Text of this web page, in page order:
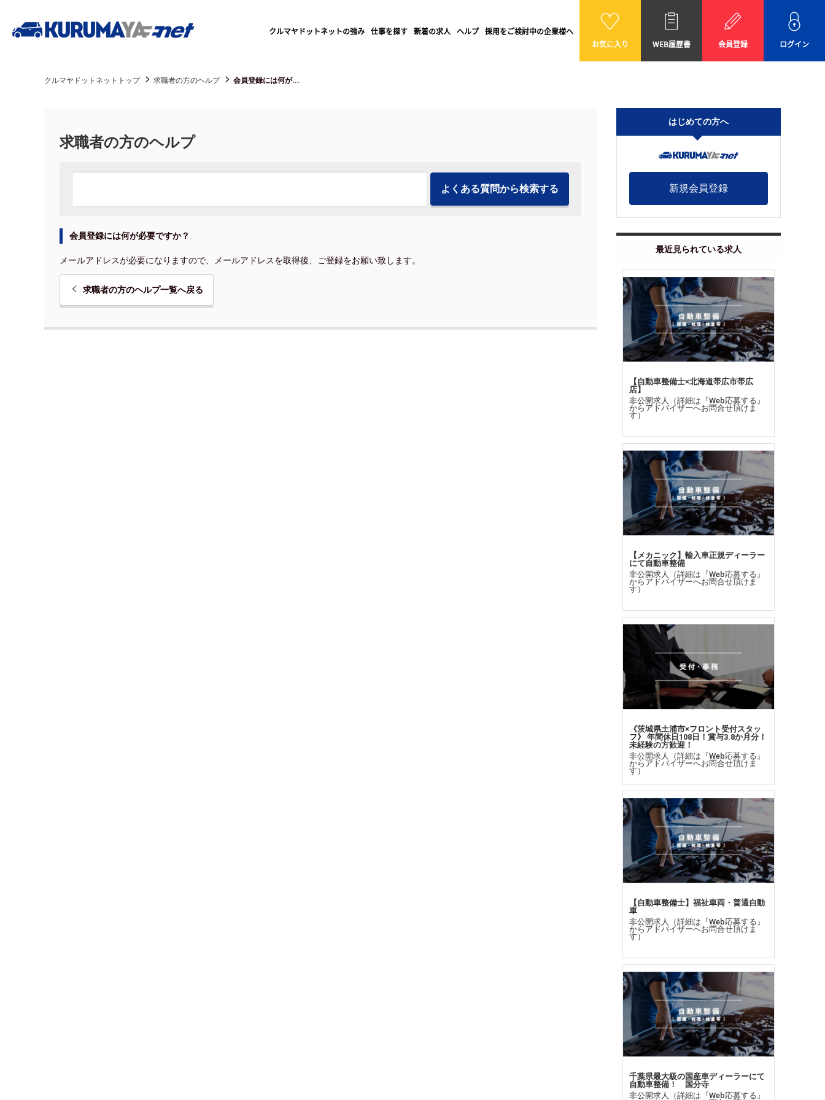
クルマヤドットネットの強み 仕事を探す 新着の求人 ヘルプ 採用をご検討中の企業様へ
お気に入り
WEB履歴書 会員登録 ログイン
クルマヤドットネットトップ 求職者の方のヘルプ 会員登録には何が...
求職者の方のヘルプ
会員登録には何が必要ですか？
メールアドレスが必要になりますので、メールアドレスを取得後、ご登録をお願い致します。
求職者の方のヘルプ一覧へ戻る
はじめての方へ
新規会員登録
最近見られている求人
【自動車整備士×北海道帯広市帯広
店】
非公開求人（詳細は『Web応募する』
からアドバイザーへお問合せ頂けま
す）
【メカニック】輸入車正規ディーラー
にて自動車整備
非公開求人（詳細は『Web応募する』
からアドバイザーへお問合せ頂けま
す）
《茨城県土浦市×フロント受付スタッ
フ》 年間休日108日！賞与3.8か月分！
未経験の方歓迎！
非公開求人（詳細は『Web応募する』
からアドバイザーへお問合せ頂けま
す）
【自動車整備士】福祉車両・普通自動
車
非公開求人（詳細は『Web応募する』
からアドバイザーへお問合せ頂けま
す）
千葉県最大級の国産車ディーラーにて
自動車整備！ 国分寺
非公開求人（詳細は『Web応募する』